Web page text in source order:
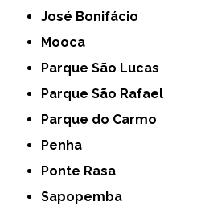
José Bonifácio
Mooca
Parque São Lucas
Parque São Rafael
Parque do Carmo
Penha
Ponte Rasa
Sapopemba